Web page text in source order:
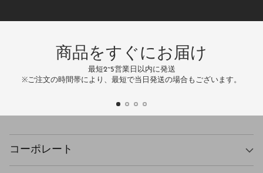
レ
商品をすぐにお届け
最短2~5営業日以内に発送
※ご注文の時間帯により、最短で当日発送の場合もございます。
コーポレート